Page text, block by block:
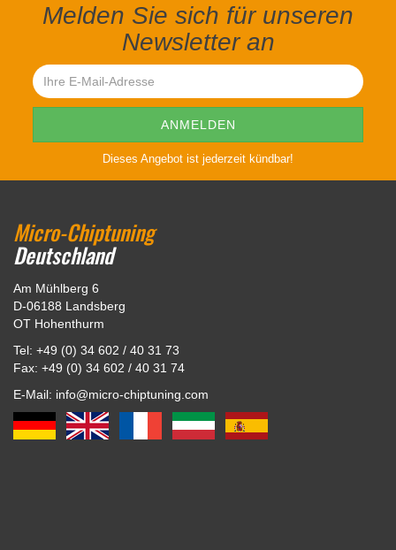
Melden Sie sich für unseren
Newsletter an
Dieses Angebot ist jederzeit kündbar!
Micro-Chiptuning
Deutschland
Am Mühlberg 6
D-06188 Landsberg
OT Hohenthurm
Tel: +49 (0) 34 602 / 40 31 73
Fax: +49 (0) 34 602 / 40 31 74
E-Mail: info@micro-chiptuning.com